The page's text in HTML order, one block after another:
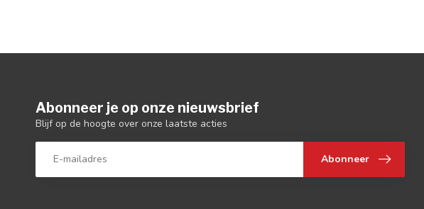
Abonneer je op onze nieuwsbrief
Blijf op de hoogte over onze laatste acties
Abonneer